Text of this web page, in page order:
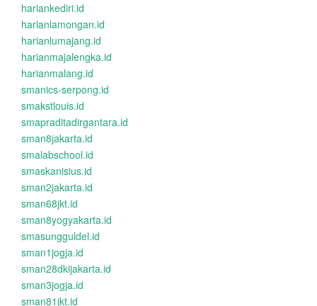
hariankediri.id
harianlamongan.id
harianlumajang.id
harianmajalengka.id
harianmalang.id
smanics-serpong.id
smakstlouis.id
smapraditadirgantara.id
sman8jakarta.id
smalabschool.id
smaskanisius.id
sman2jakarta.id
sman68jkt.id
sman8yogyakarta.id
smasungguldel.id
sman1jogja.id
sman28dkijakarta.id
sman3jogja.id
sman81jkt.id